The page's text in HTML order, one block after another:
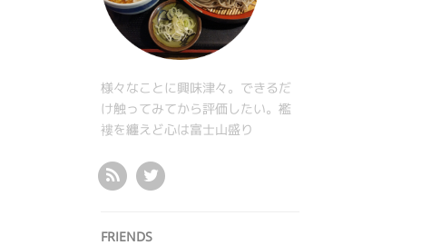
様々なことに興味津々。できるだ
け触ってみてから評価したい。襤
褸を纏えど心は富士山盛り
FRIENDS